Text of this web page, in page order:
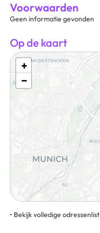
Voorwaarden
Geen informatie gevonden
Op de kaart
+
−
• Bekijk volledige odressenlist